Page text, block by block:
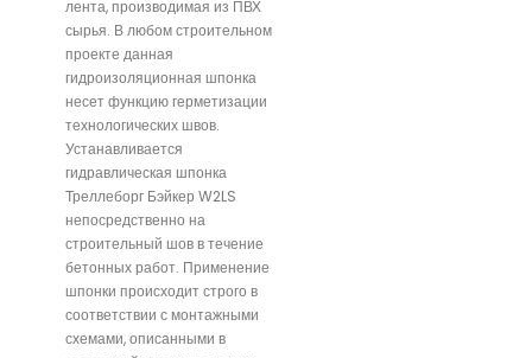
лента, производимая из ПВХ
сырья. В любом строительном
проекте данная
гидроизоляционная шпонка
несет функцию герметизации
технологических швов.
Устанавливается
гидравлическая шпонка
Треллеборг Бэйкер W2LS
непосредственно на
строительный шов в течение
бетонных работ. Применение
шпонки происходит строго в
соответствии с монтажными
схемами, описанными в